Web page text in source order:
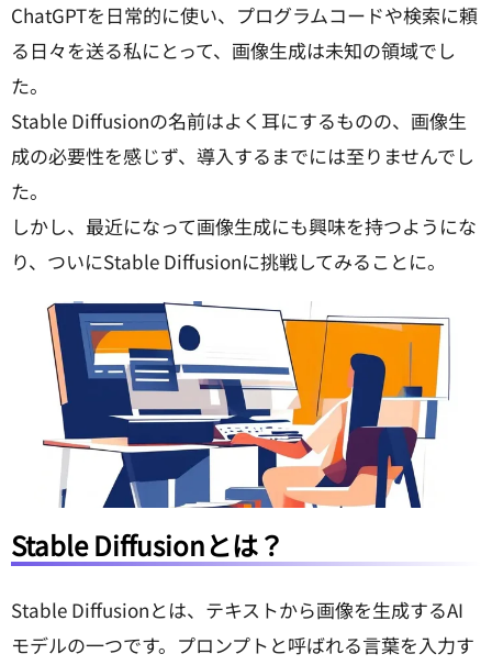
ChatGPTを日常的に使い、プログラムコードや検索に頼
る日々を送る私にとって、画像生成は未知の領域でし
た。
Stable Diffusionの名前はよく耳にするものの、画像生
成の必要性を感じず、導入するまでには至りませんでし
た。
しかし、最近になって画像生成にも興味を持つようにな
り、ついにStable Diffusionに挑戦してみることに。
Stable Diffusionとは？
Stable Diffusionとは、テキストから画像を生成するAI
モデルの一つです。プロンプトと呼ばれる言葉を入力す